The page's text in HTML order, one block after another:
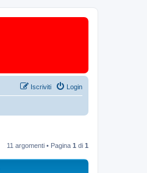
Login
Iscriviti
11 argomenti • Pagina 1 di 1